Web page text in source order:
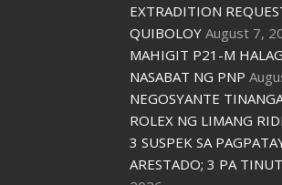
EXTRADITION
QUIBOLOY August 7,
MAHIGIT P21-M
NASABAT NG PNP
NEGOSYANTE
ROLEX NG LIMANG
3 SUSPEK SA
ARESTADO; 3 PA